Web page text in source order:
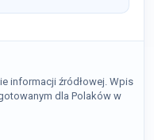
informacji źródłowej. Wpis
dla Polaków w